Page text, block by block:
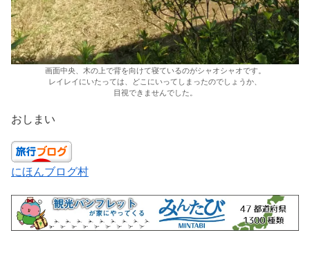
画面中央、木の上で背を向けて寝ているのがシャオシャオです。
レイレイにいたっては、どこにいってしまったのでしょうか、
目視できませんでした。
おしまい
にほんブログ村